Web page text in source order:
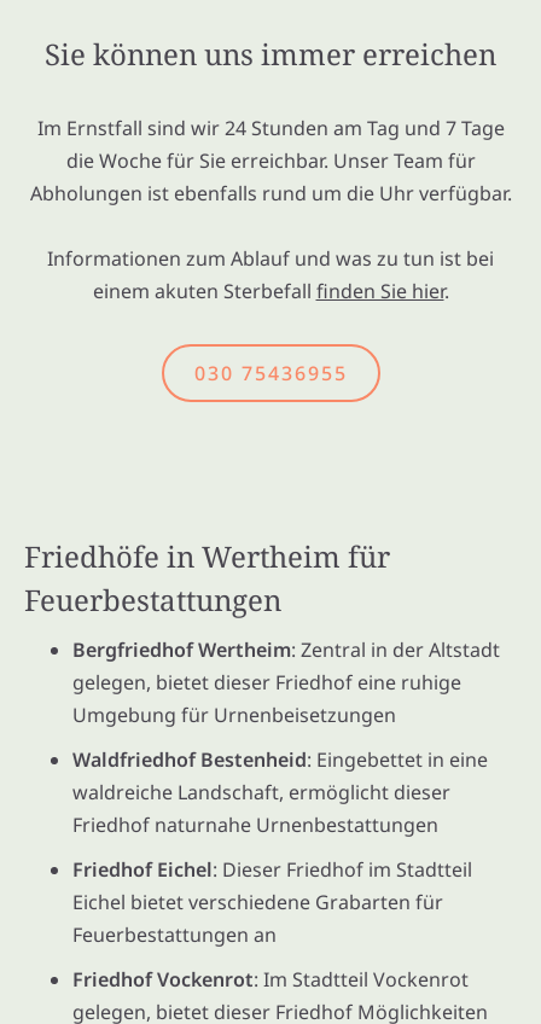
Sie können uns immer erreichen
Im Ernstfall sind wir 24 Stunden am Tag und 7 Tage
die Woche für Sie erreichbar. Unser Team für
Abholungen ist ebenfalls rund um die Uhr verfügbar.
Informationen zum Ablauf und was zu tun ist bei
einem akuten Sterbefall finden Sie hier.
030 75436955
Friedhöfe in Wertheim für
Feuerbestattungen
Bergfriedhof Wertheim: Zentral in der Altstadt
gelegen, bietet dieser Friedhof eine ruhige
Umgebung für Urnenbeisetzungen
Waldfriedhof Bestenheid: Eingebettet in eine
waldreiche Landschaft, ermöglicht dieser
Friedhof naturnahe Urnenbestattungen
Friedhof Eichel: Dieser Friedhof im Stadtteil
Eichel bietet verschiedene Grabarten für
Feuerbestattungen an
Friedhof Vockenrot: Im Stadtteil Vockenrot
gelegen, bietet dieser Friedhof Möglichkeiten